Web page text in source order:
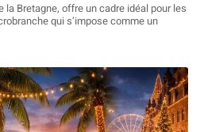
la Bretagne, offre un cadre idéal pour les
qui s’impose comme un